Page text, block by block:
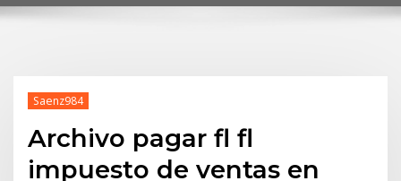
Saenz984
Archivo pagar fl fl
impuesto de ventas en